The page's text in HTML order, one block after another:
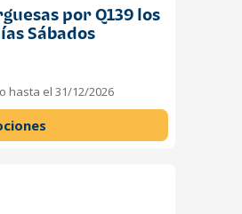
por Q139 los
Sábados
hasta el 31/12/2026